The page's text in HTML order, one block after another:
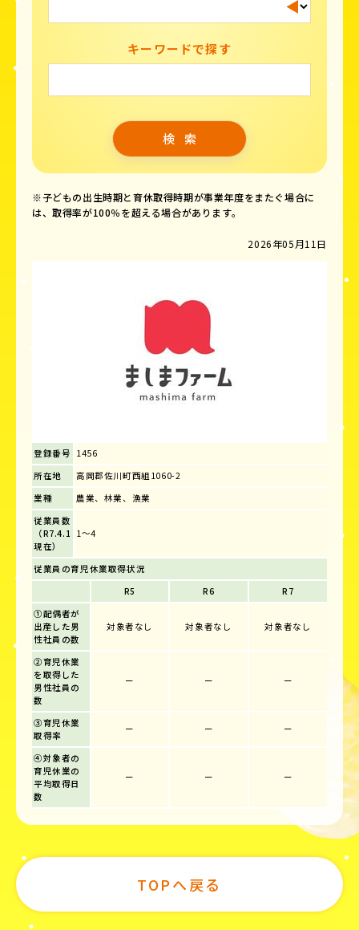
キーワードで探す
※子どもの出生時期と育休取得時期が事業年度をまたぐ場合に
は、取得率が100％を超える場合があります。
2026年05月11日
登録番号 1456
所在地
高岡郡佐川町西組1060-2
業種
農業、林業、漁業
従業員数
（R7.4.1
現在）
1～4
従業員の育児休業取得状況
R5
R6
R7
①配偶者が
出産した男
性社員の数
対象者なし 対象者なし 対象者なし
②育児休業
を取得した
男性社員の
数
ー ー ー
③育児休業
取得率
ー ー ー
④対象者の
育児休業の
平均取得日
数
ー ー ー
TOPへ戻る